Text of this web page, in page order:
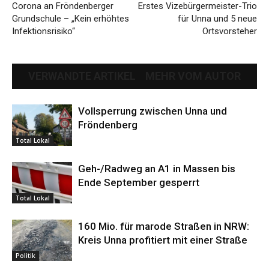
Corona an Fröndenberger
Grundschule – „Kein erhöhtes
Infektionsrisiko“
Erstes Vizebürgermeister-Trio
für Unna und 5 neue
Ortsvorsteher
Total Lokal
Vollsperrung zwischen Unna und
Fröndenberg
Total Lokal
Geh-/Radweg an A1 in Massen bis
Ende September gesperrt
Politik
160 Mio. für marode Straßen in NRW:
Kreis Unna profitiert mit einer Straße